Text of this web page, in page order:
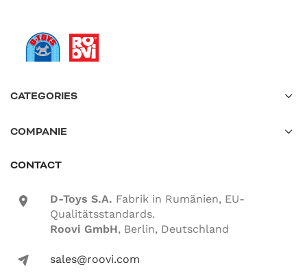
CATEGORIES
COMPANIE
CONTACT
location-icon D-Toys S.A. Fabrik in Rumänien, EU-
Qualitätsstandards.
Roovi GmbH, Berlin, Deutschland
mail-icon sales@roovi.com